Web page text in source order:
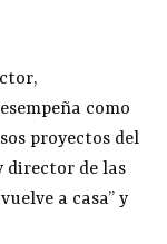
como
proyectos del
director de las
a casa” y